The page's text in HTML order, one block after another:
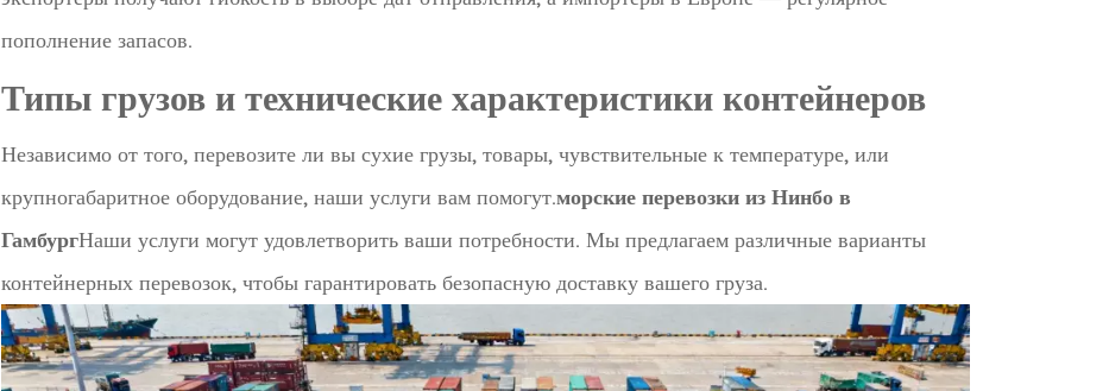
пополнение запасов.
Типы грузов и технические характеристики контейнеров
Независимо от того, перевозите ли вы сухие грузы, товары, чувствительные к температуре, или
крупногабаритное оборудование, наши услуги вам помогут.морские перевозки из Нинбо в
ГамбургНаши услуги могут удовлетворить ваши потребности. Мы предлагаем различные варианты
контейнерных перевозок, чтобы гарантировать безопасную доставку вашего груза.